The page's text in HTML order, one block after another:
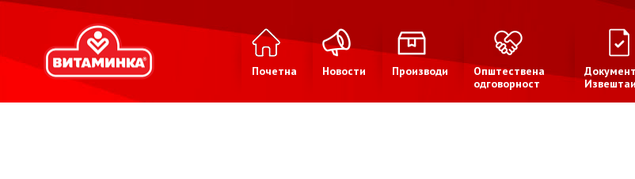
Почетна Новости Производи
Општествена
одговорност